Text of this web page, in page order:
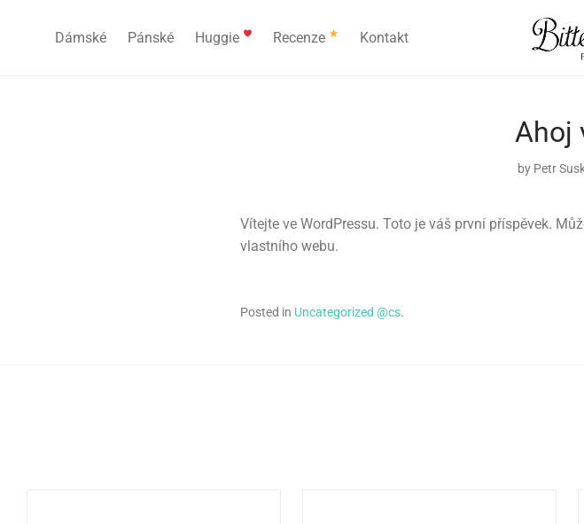
Dámské Pánské Huggie Recenze Kontakt
Ahoj
by Petr
Vítejte ve WordPressu. Toto je váš první příspěvek.
vlastního webu.
Posted in Uncategorized @cs.